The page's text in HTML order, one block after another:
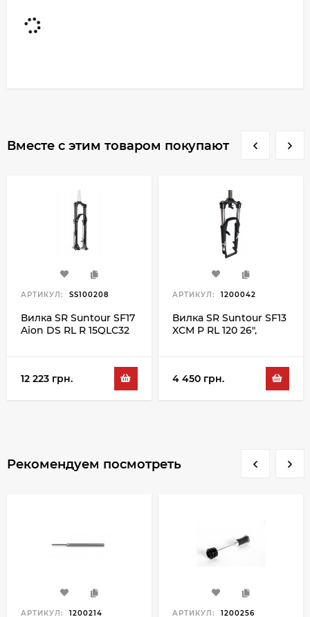
Вместе с этим товаром покупают
АРТИКУЛ: SS100208
Вилка SR Suntour SF17
Aion DS RL R 15QLC32
12 223 грн.
АРТИКУЛ: 1200042
Вилка SR Suntour SF13
XCM P RL 120 26",
4 450 грн.
Рекомендуем посмотреть
АРТИКУЛ: 1200214 АРТИКУЛ: 1200256